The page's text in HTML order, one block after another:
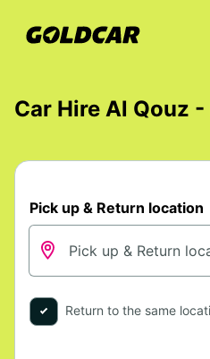
Car Hire Al Qouz
Pick up & Return location
Return to the same